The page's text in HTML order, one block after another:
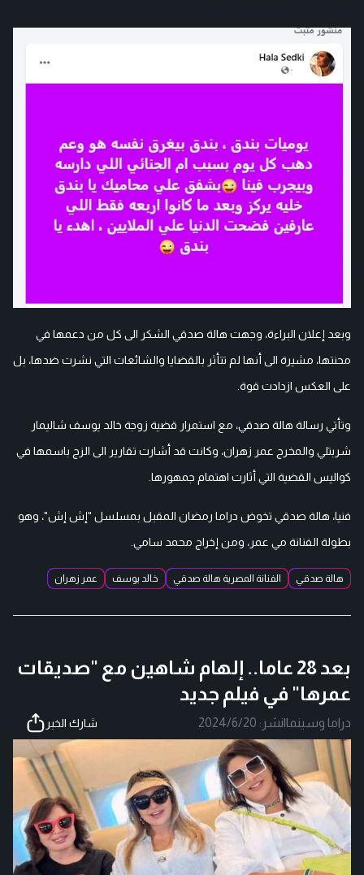
وبعد إعلان البراءة، وجهت هالة صدقي الشكر الى كل من دعمها في
محنتها، مشيرة الى أنها لم تتأثر بالقضايا والشائعات التي نشرت ضدها، بل
على العكس ازدادت قوة.
وتأتي رسالة هالة صدقي، مع استمرار قضية زوجة خالد يوسف شاليمار
شربتلي والمخرج عمر زهران، وكانت قد أشارت تقارير الى الزج باسمها في
كواليس القضية التي أثارت اهتمام جمهورها.
فنيا، هالة صدقي تخوض دراما رمضان المقبل بمسلسل "إش إش"، وهو
بطولة الفنانة مي عمر، ومن إخراج محمد سامي.
هالة صدقي الفنانة المصرية هالة صدقي خالد يوسف عمر زهران
بعد 28 عاما.. إلهام شاهين مع "صديقات
عمرها" في فيلم جديد
دراما وسينما|نشر: 2024/6/20 شارك الخبر